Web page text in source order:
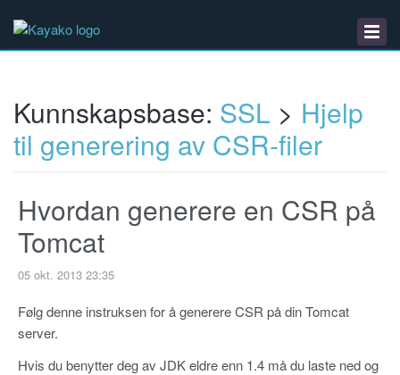
Kunnskapsbase
Nedlastinger
Kunnskapsbase: SSL > Hjelp
til generering av CSR-filer
Hvordan generere en CSR på
Tomcat
05 okt. 2013 23:35
Følg denne instruksen for å generere CSR på din Tomcat
server.
Hvis du benytter deg av JDK eldre enn 1.4 må du laste ned og